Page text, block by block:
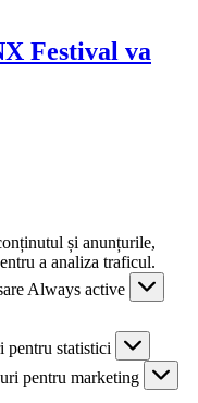
Festival va
și anunțurile,
a analiza traficul.
Always active
pentru statistici
pentru marketing